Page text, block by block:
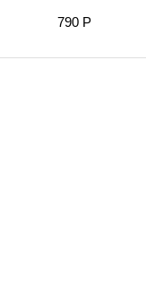
790 Р